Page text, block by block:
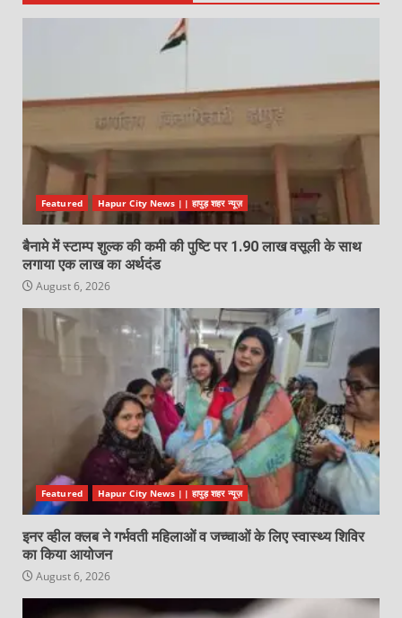
Featured Hapur City News || हापुड़ शहर न्यूज़
बैनामे में स्टाम्प शुल्क की कमी की पुष्टि पर 1.90 लाख वसूली के साथ
लगाया एक लाख का अर्थदंड
August 6, 2026
Featured Hapur City News || हापुड़ शहर न्यूज़
इनर व्हील क्लब ने गर्भवती महिलाओं व जच्चाओं के लिए स्वास्थ्य शिविर
का किया आयोजन
August 6, 2026